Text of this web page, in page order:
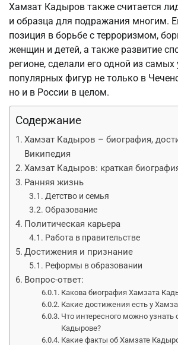
Хамзат Кадыров также считается
и образца для подражания многим.
позиция в борьбе с терроризмом,
женщин и детей, а также развитие
регионе, сделали его одной из
популярных фигур не только в
но и в России в целом.
Содержание
Хамзат Кадыров – биография,
Википедия
Хамзат Кадыров: краткая
Ранняя жизнь
Детство и семья
Образование
Политическая карьера
Работа в правительстве
Достижения и признание
Реформы в образовании
Вопрос-ответ:
Какова биография Хамзата
Какие достижения есть у
Что интересного можно узнать
Кадырове?
Какие факты об Хамзате